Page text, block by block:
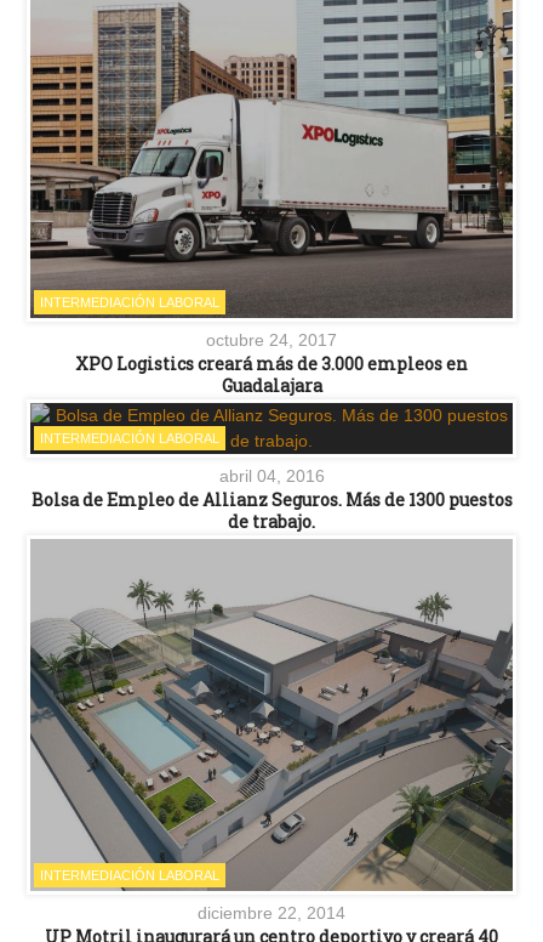
INTERMEDIACIÓN LABORAL
octubre 24, 2017
XPO Logistics creará más de 3.000 empleos en
Guadalajara
INTERMEDIACIÓN LABORAL
abril 04, 2016
Bolsa de Empleo de Allianz Seguros. Más de 1300 puestos
de trabajo.
INTERMEDIACIÓN LABORAL
diciembre 22, 2014
UP Motril inaugurará un centro deportivo y creará 40